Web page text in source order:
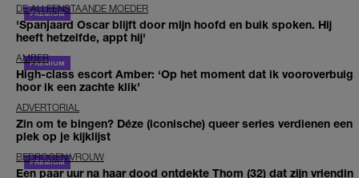
DE ALLEENSTAANDE MOEDER
'Spanjaard Oscar blijft door mijn hoofd en buik spoken. Hij
heeft hetzelfde, appt hij'
AMBER
High-class escort Amber: ‘Op het moment dat ik vooroverbuig
hoor ik een zachte klik’
ADVERTORIAL
Zin om te bingen? Déze (iconische) queer series verdienen een
plek op je kijklijst
BEDROGEN VROUW
Een paar uur na haar dood ontdekte Thom (32) dat zijn vriendin